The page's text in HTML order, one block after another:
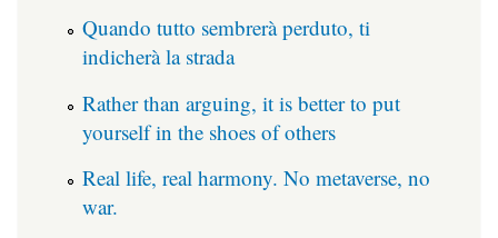
Quando tutto sembrerà perduto, ti
indicherà la strada
Rather than arguing, it is better to put
yourself in the shoes of others
Real life, real harmony. No metaverse, no
war.